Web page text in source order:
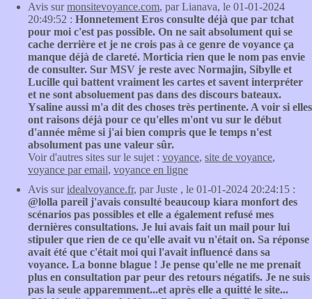
Avis surmonsitevoyance.com, par Lianava, le 01-01-2024
20:49:52 : Honnetement Eros consulte déjà que par tchat
pour moi c'est pas possible. On ne sait absolument qui se
cache derrière et je ne crois pas à ce genre de voyance ça
manque déjà de clareté. Morticia rien que le nom pas envie
de consulter. Sur MSV je reste avec Normajin, Sibylle et
Lucille qui battent vraiment les cartes et savent interpréter
et ne sont absoluement pas dans des discours bateaux.
Ysaline aussi m'a dit des choses très pertinente. A voir si elles
ont raisons déjà pour ce qu'elles m'ont vu sur le début
d'année même si j'ai bien compris que le temps n'est
absolument pas une valeur sûr.
Voir d'autres sites sur le sujet : voyance, site de voyance,
voyance par email, voyance en ligne
Avis suridealvoyance.fr, par Juste , le 01-01-2024 20:24:15 :
@lolla pareil j'avais consulté beaucoup kiara monfort des
scénarios pas possibles et elle a également refusé mes
dernières consultations. Je lui avais fait un mail pour lui
stipuler que rien de ce qu'elle avait vu n'était on. Sa réponse
avait été que c'était moi qui l'avait influencé dans sa
voyance. La bonne blague ! Je pense qu'elle ne me prenait
plus en consultation par peur des retours négatifs. Je ne suis
pas la seule apparemment...et après elle a quitté le site...